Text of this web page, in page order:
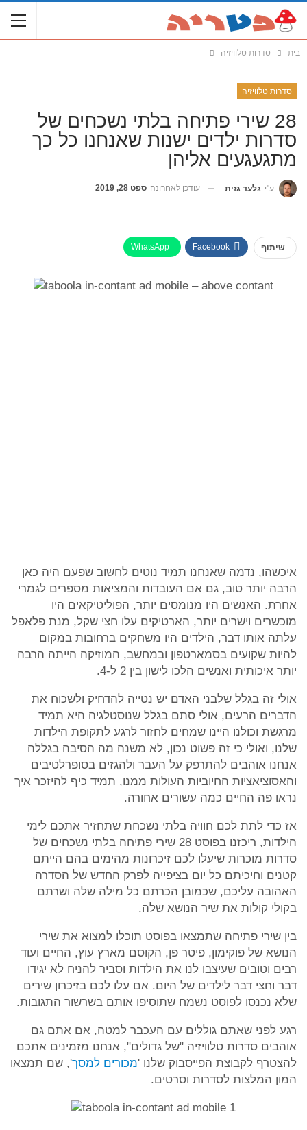
בית סדרות טלוויזיה
סדרות טלוויזיה
28 שירי פתיחה בלתי נשכחים של
סדרות ילדים ישנות שאנחנו כל כך
מתגעגעים אליהן
ע"י גלעד גזית עודכן לאחרונה ספט 28, 2019
שיתוף Facebook
WhatsApp
איכשהו, נדמה שאנחנו תמיד נוטים לחשוב שפעם היה כאן
הרבה יותר טוב, גם אם העובדות והמציאות מספרים לגמרי
אחרת. האנשים היו מנומסים יותר, הפוליטיקאים היו
מוכשרים וישרים יותר, הארטיקים עלו חצי שקל, מנת פלאפל
עלתה אותו דבר, הילדים היו משחקים ברחובות במקום
להיות שקועים בסמארטפון ובמחשב, המוזיקה הייתה הרבה
יותר איכותית ואנשים הלכו לישון בין 2 ל-4.
אולי זה בגלל שלבני האדם יש נטייה להדחיק ולשכוח את
הדברים הרעים, אולי סתם בגלל שנוסטלגיה היא תמיד
מרגשת וכולנו היינו שמחים לחזור לרגע לתקופת הילדות
שלנו, ואולי כי זה פשוט נכון, לא משנה מה הסיבה בגללה
אנחנו אוהבים להתרפק על העבר ולהגזים בסופרלטיבים
והאסוציאציות החיוביות העולות ממנו, תמיד כיף להיזכר איך
נראו פה החיים כמה עשורים אחורה.
אז כדי לתת לכם חוויה בלתי נשכחת שתחזיר אתכם לימי
הילדות, ריכזנו בפוסט 28 שירי פתיחה בלתי נשכחים של
סדרות מוכרות שיעלו לכם זיכרונות מהימים בהם הייתם
קטנים וחיכיתם כל יום בציפייה לפרק החדש של הסדרה
האהובה עליכם, שכמובן הכרתם כל מילה שלה ושרתם
בקולי קולות את שיר הנושא שלה.
בין שירי פתיחה שתמצאו בפוסט תוכלו למצוא את שירי
הנושא של פוקימון, פיטר פן, הקוסם מארץ עוץ, החיים ועוד
רבים וטובים שעיצבו לנו את הילדות וסביר להניח לא יגידו
דבר וחצי דבר לילדים של היום. אם עלו לכם בזיכרון שירים
שלא נכנסו לפוסט נשמח שתוסיפו אותם בשרשור התגובות.
רגע לפני שאתם גוללים עם העכבר למטה, אם אתם גם
אוהבים סדרות טלוויזיה "של גדולים", אנחנו מזמינים אתכם
להצטרף לקבוצת הפייסבוק שלנו 'מכורים למסך', שם תמצאו
המון המלצות לסדרות וסרטים.